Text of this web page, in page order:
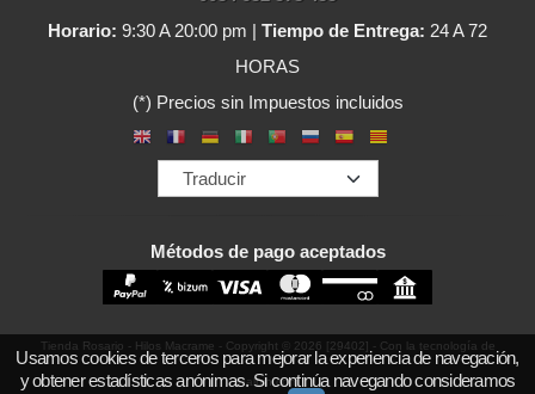
Horario: 9:30 A 20:00 pm | Tiempo de Entrega: 24 A 72
HORAS
(*) Precios sin Impuestos incluidos
Métodos de pago aceptados
Tienda Rosario - Hilos Macrame - Copyright © 2026 [29402] - Con la tecnología de
Palbin.com
Usamos cookies de terceros para mejorar la experiencia de navegación,
y obtener estadísticas anónimas. Si continúa navegando consideramos